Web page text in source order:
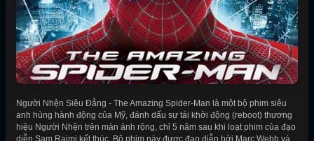
Người Nhện Siêu Đẳng - The Amazing Spider-Man là một bộ phim siêu
anh hùng hành động của Mỹ, đánh dấu sự tái khởi động (reboot) thương
hiệu Người Nhện trên màn ảnh rộng, chỉ 5 năm sau khi loạt phim của đạo
diễn Sam Raimi kết thúc. Bộ phim này được đạo diễn bởi Marc Webb và